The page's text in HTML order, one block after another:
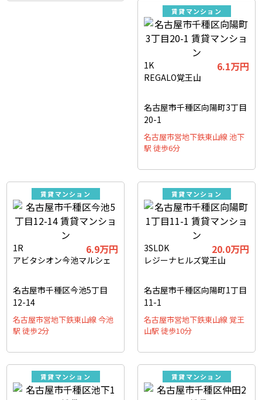
賃貸マンション
1K 6.1万円
REGALO覚王山
名古屋市千種区向陽町3丁目
20-1
名古屋市営地下鉄東山線 池下
駅 徒歩6分
賃貸マンション
1R 6.9万円
アビタシオン今池マルシェ
名古屋市千種区今池5丁目
12-14
名古屋市営地下鉄東山線 今池
駅 徒歩2分
賃貸マンション
3SLDK 20.0万円
レジーナヒルズ覚王山
名古屋市千種区向陽町1丁目
11-1
名古屋市営地下鉄東山線 覚王
山駅 徒歩10分
賃貸マンション 賃貸マンション